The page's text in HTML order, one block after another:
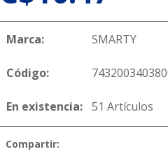
Marca: SMARTY
Código:
En existencia: 51 Artículos
Compartir: